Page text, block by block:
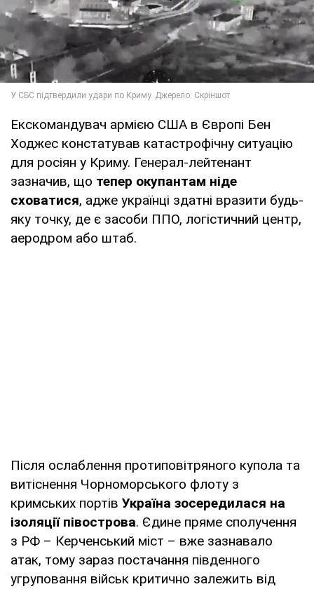
Екскомандувач армією США в Європі Бен
Ходжес констатував катастрофічну ситуацію
для росіян у Криму. Генерал-лейтенант
зазначив, що тепер окупантам ніде
сховатися, адже українці здатні вразити будь-
яку точку, де є засоби ППО, логістичний центр,
аеродром або штаб.
Після ослаблення протиповітряного купола та
витіснення Чорноморського флоту з
кримських портів Україна зосередилася на
ізоляції півострова. Єдине пряме сполучення
з РФ – Керченський міст – вже зазнавало
атак, тому зараз постачання південного
угруповання військ критично залежить від